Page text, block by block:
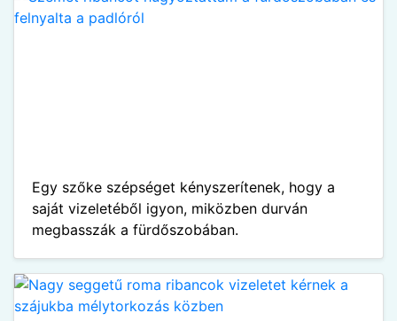
Egy szőke szépséget kényszerítenek, hogy a
saját vizeletéből igyon, miközben durván
megbasszák a fürdőszobában.